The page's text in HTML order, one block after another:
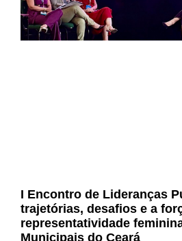
I Encontro de Lideranças
trajetórias, desafios e a
representatividade
Municipais do Ceará